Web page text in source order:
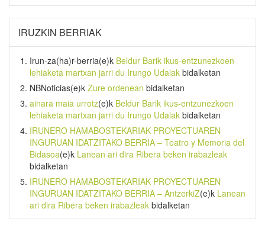
IRUZKIN BERRIAK
Irun-za(ha)r-berria(e)k Beldur Barik ikus-entzunezkoen
lehiaketa martxan jarri du Irungo Udalak bidalketan
NBNoticias(e)k Zure ordenean bidalketan
ainara maia urrotz(e)k Beldur Barik ikus-entzunezkoen
lehiaketa martxan jarri du Irungo Udalak bidalketan
IRUNERO HAMABOSTEKARIAK PROYECTUAREN
INGURUAN IDATZITAKO BERRIA – Teatro y Memoria del
Bidasoa(e)k Lanean ari dira Ribera beken irabazleak
bidalketan
IRUNERO HAMABOSTEKARIAK PROYECTUAREN
INGURUAN IDATZITAKO BERRIA – AntzerkiZ(e)k Lanean
ari dira Ribera beken irabazleak bidalketan